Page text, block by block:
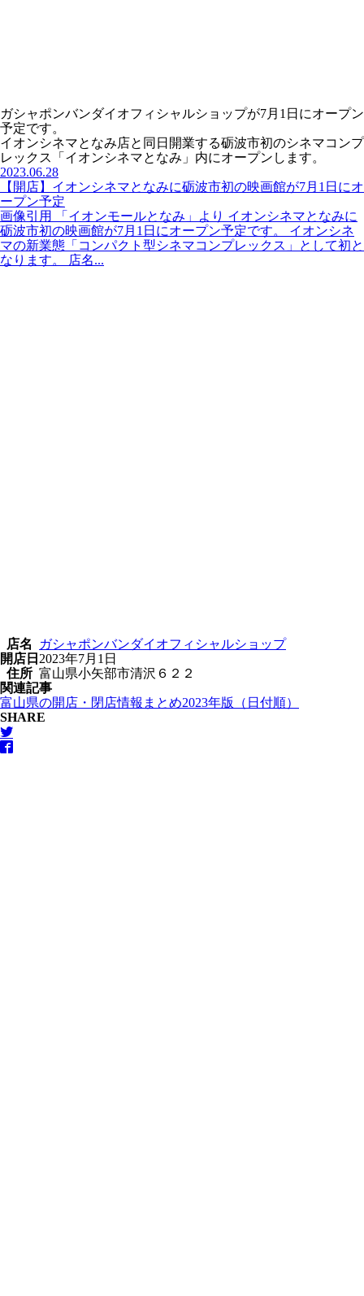
ガシャポンバンダイオフィシャルショップが7月1日にオープン
予定です。
イオンシネマとなみ店と同日開業する砺波市初のシネマコンプ
レックス「イオンシネマとなみ」内にオープンします。
2023.06.28
【開店】イオンシネマとなみに砺波市初の映画館が7月1日にオ
ープン予定
画像引用 「イオンモールとなみ」より イオンシネマとなみに
砺波市初の映画館が7月1日にオープン予定です。 イオンシネ
マの新業態「コンパクト型シネマコンプレックス」として初と
なります。 店名...
店名
ガシャポンバンダイオフィシャルショップ
開店日 2023年7月1日
住所 富山県小矢部市清沢６２２
関連記事
富山県の開店・閉店情報まとめ2023年版（日付順）
SHARE